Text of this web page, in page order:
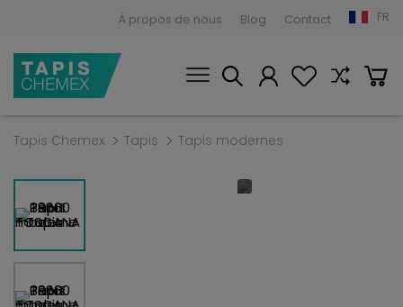
À propos de nous Blog Contact FR
Tapis Chemex Tapis Tapis modernes